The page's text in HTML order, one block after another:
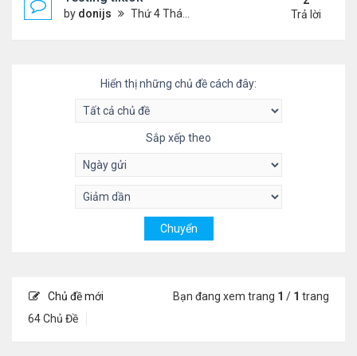
by donijs Thứ 4 Tháng 11 11, 2020 11:23 am
Trả lời
Hiển thị những chủ đề cách đây:
Sắp xếp theo
Chủ đề mới
64 Chủ Đề
Bạn đang xem trang 1 / 1 trang